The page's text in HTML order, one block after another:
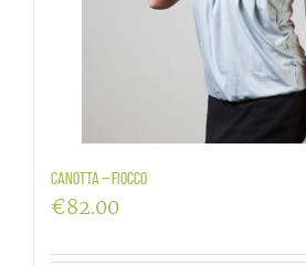
Canotta – Fiocco
€82.00